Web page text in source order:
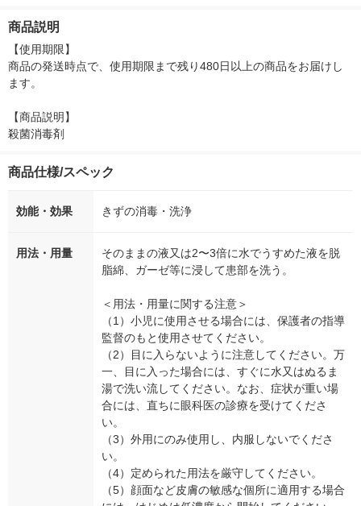
商品説明
【使用期限】
商品の発送時点で、使用期限まで残り480日以上の商品をお届けし
ます。
【商品説明】
殺菌消毒剤
商品仕様/スペック
効能・効果 きずの消毒・洗浄
用法・用量
そのままの液又は2〜3倍に水でうすめた液を脱
脂綿、ガーゼ等に浸して患部を洗う。
＜用法・用量に関する注意＞
（1）小児に使用させる場合には、保護者の指導
監督のもと使用させてください。
（2）目に入らないように注意してください。万
一、目に入った場合には、すぐに水又はぬるま
湯で洗い流してください。なお、症状が重い場
合には、直ちに眼科医の診療を受けてくださ
い。
（3）外用にのみ使用し、内服しないでくださ
い。
（4）定められた用法を厳守してください。
（5）顔面など皮膚の敏感な個所に適用する場合